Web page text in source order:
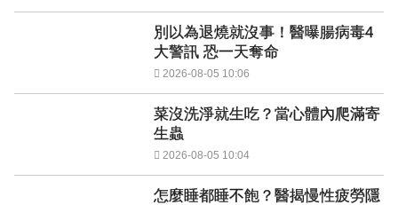
別以為退燒就沒事！醫曝腸病毒4
大警訊 恐一天奪命
2026-08-05 10:06
菜沒洗淨就生吃？當心體內爬滿寄
生蟲
2026-08-05 10:04
怎麼睡都睡不飽？醫揭慢性疲勞隱